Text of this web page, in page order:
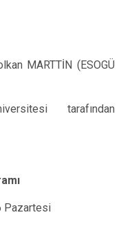
MARTTİN (ESOGÜ
tarafından
Pazartesi